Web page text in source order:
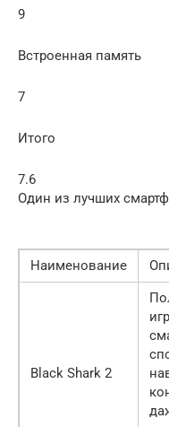
9
Встроенная память
7
Итого
7.6
Один из лучших
Наименование
Black Shark 2